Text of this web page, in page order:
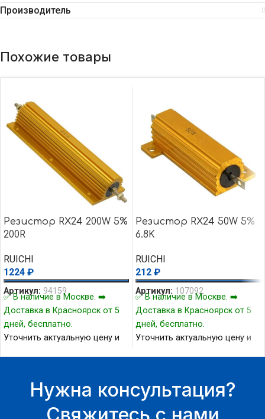
Производитель
Похожие товары
Резистор RX24 200W 5%
200R
RUICHI
1224 ₽
Артикул: 94159
✅ В наличие в Москве. ➡️
Доставка в Красноярск от 5
дней, бесплатно.
Уточнить актуальную цену и
Резистор RX24 50W 5%
6.8K
RUICHI
212 ₽
Артикул: 107092
✅ В наличие в Москве. ➡️
Доставка в Красноярск от 5
дней, бесплатно.
Уточнить актуальную цену и
Нужна консультация?